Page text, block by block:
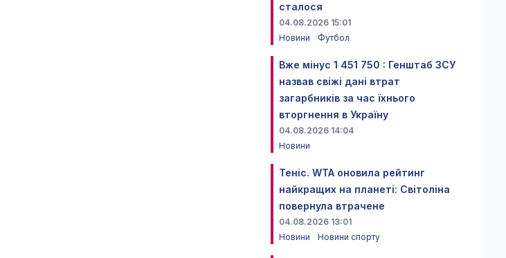
сталося
04.08.2026 15:01
Новини
Футбол
Вже мінус 1 451 750 : Генштаб ЗСУ
назвав свіжі дані втрат
загарбників за час їхнього
вторгнення в Україну
04.08.2026 14:04
Новини
Теніс. WTA оновила рейтинг
найкращих на планеті: Світоліна
повернула втрачене
04.08.2026 13:01
Новини
Новини спорту